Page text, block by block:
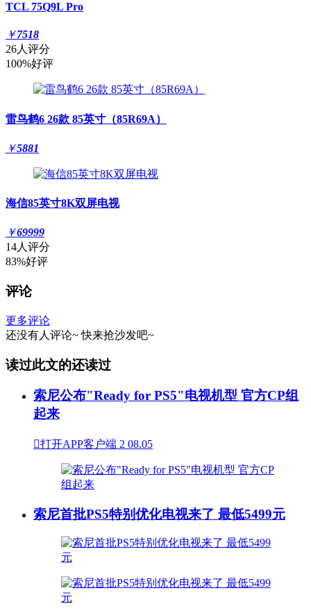
TCL 75Q9L Pro
￥7518
26人评分
100%好评
雷鸟鹤6 26款 85英寸（85R69A）
￥5881
海信85英寸8K双屏电视
￥69999
14人评分
83%好评
评论
更多评论
还没有人评论~ 快来抢沙发吧~
读过此文的还读过
索尼公布"Ready for PS5"电视机型 官方CP组
起来
打开APP客户端 2 08.05
索尼首批PS5特别优化电视来了 最低5499元